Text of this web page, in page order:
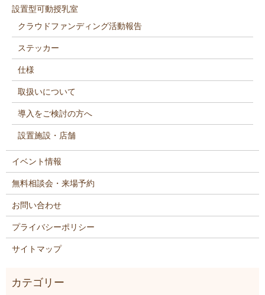
設置型可動授乳室
クラウドファンディング活動報告
ステッカー
仕様
取扱いについて
導入をご検討の方へ
設置施設・店舗
イベント情報
無料相談会・来場予約
お問い合わせ
プライバシーポリシー
サイトマップ